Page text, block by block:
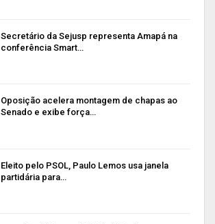
Secretário da Sejusp representa Amapá na
conferência Smart…
Oposição acelera montagem de chapas ao
Senado e exibe força…
Eleito pelo PSOL, Paulo Lemos usa janela
partidária para…